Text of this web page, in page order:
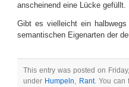
anscheinend eine Lücke gefüllt.
Gibt es vielleicht ein
semantischen Eigenarten der
This entry was posted on
under Humpeln, Rant. You can